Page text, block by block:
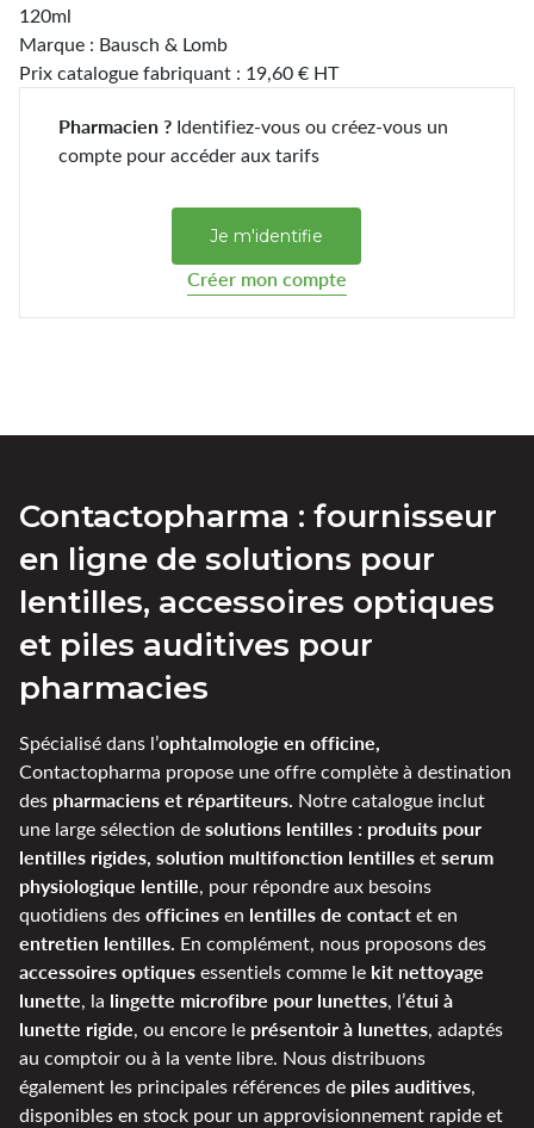
120ml
Marque : Bausch & Lomb
Prix catalogue fabriquant : 19,60 € HT
Pharmacien ? Identifiez-vous ou créez-vous un
compte pour accéder aux tarifs
Je m'identifie
Créer mon compte
Contactopharma : fournisseur
en ligne de solutions pour
lentilles, accessoires optiques
et piles auditives pour
pharmacies
Spécialisé dans l’ophtalmologie en officine,
Contactopharma propose une offre complète à destination
des pharmaciens et répartiteurs. Notre catalogue inclut
une large sélection desolutions lentilles : produits pour
lentilles rigides, solution multifonction lentillesetserum
physiologique lentille, pour répondre aux besoins
quotidiens desofficinesen lentilles de contactet en
entretien lentilles. En complément, nous proposons des
accessoires optiquesessentiels comme le kit nettoyage
lunette, la lingette microfibre pour lunettes, l’étui à
lunette rigide, ou encore le présentoir à lunettes, adaptés
au comptoir ou à la vente libre. Nous distribuons
également les principales références de piles auditives,
disponibles en stock pour un approvisionnement rapide et